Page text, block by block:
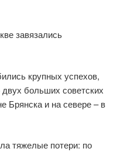
завязались
крупных успехов,
больших советских
Брянска и на севере – в
тяжелые потери: по